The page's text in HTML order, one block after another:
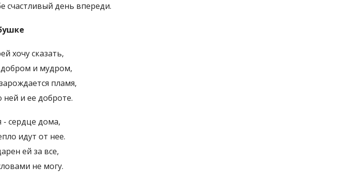
счастливый день впереди.
хочу сказать,
добром и мудром,
пламя,
и ее доброте.
- сердце дома,
идут от нее.
ей за все,
не могу.